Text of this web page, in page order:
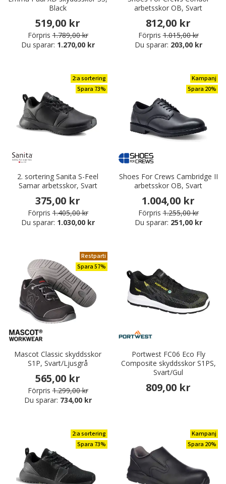
Black
519,00 kr
Förpris 1.789,00 kr
Du sparar: 1.270,00 kr
arbetsskor OB, Svart
812,00 kr
Förpris 1.015,00 kr
Du sparar: 203,00 kr
2:a sortering
Spara 73%
2. sortering Sanita S-Feel
Samar arbetsskor, Svart
375,00 kr
Förpris 1.405,00 kr
Du sparar: 1.030,00 kr
Kampanj
Spara 20%
Shoes For Crews Cambridge II
arbetsskor OB, Svart
1.004,00 kr
Förpris 1.255,00 kr
Du sparar: 251,00 kr
Restparti
Spara 57%
Mascot Classic skyddsskor
S1P, Svart/Ljusgrå
565,00 kr
Förpris 1.299,00 kr
Du sparar: 734,00 kr
Portwest FC06 Eco Fly
Composite skyddsskor S1PS,
Svart/Gul
809,00 kr
2:a sortering
Spara 73%
Kampanj
Spara 20%